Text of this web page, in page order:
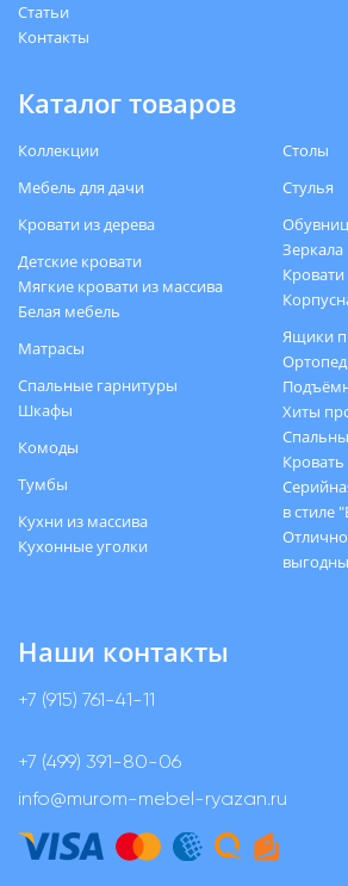
Статьи
Контакты
Каталог товаров
Коллекции
Мебель для дачи
Кровати из дерева
Детские кровати
Мягкие кровати из массива
Белая мебель
Матрасы
Спальные гарнитуры
Шкафы
Комоды
Тумбы
Кухни из массива
Кухонные уголки
Столы
Стулья
Зеркала
Кровати
Ящики
Хиты
в стиле
Наши контакты
+7 (915) 761-41-11
+7 (499) 391-80-06
info@murom-mebel-ryazan.ru